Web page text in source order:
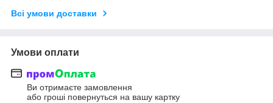
Всі умови доставки
Умови оплати
Ви отримаєте замовлення
або гроші повернуться на вашу картку